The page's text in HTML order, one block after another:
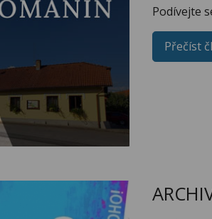
Podívejte
Přečíst